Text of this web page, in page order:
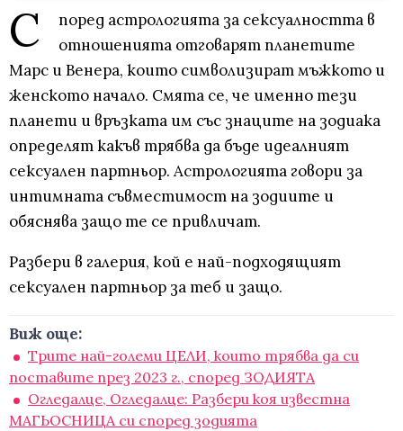
С
поред астрологията за сексуалността в
отношенията отговарят планетите
Марс и Венера, които символизират мъжкото и
женското начало. Смята се, че именно тези
планети и връзката им със знаците на зодиака
определят какъв трябва да бъде идеалният
сексуален партньор. Астрологията говори за
интимната съвместимост на зодиите и
обяснява защо те се привличат.
Разбери в галерия, кой е най-подходящият
сексуален партньор за теб и защо.
Виж още:
Трите най-големи ЦЕЛИ, които трябва да си
поставите през 2023 г., според ЗОДИЯТА
Огледалце, Огледалце: Разбери коя известна
МАГЬОСНИЦА си според зодията